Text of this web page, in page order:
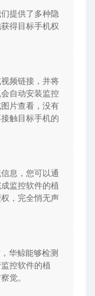
提供了多种隐
得目标手机权
频链接，并将
自动安装监控
片查看，没有
触目标手机的
息，您可以通
监控软件的植
，完全悄无声
华鲸能够检测
控软件的植
觉。